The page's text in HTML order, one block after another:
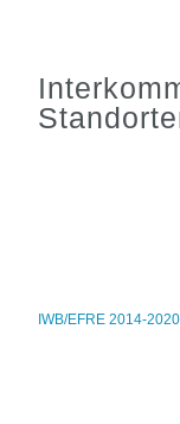
IWB/EFRE 2014-2020